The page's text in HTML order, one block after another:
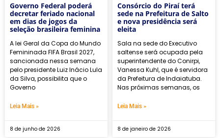
Governo Federal poderá
decretar feriado nacional
em dias de jogos da
seleção brasileira feminina
A lei Geral da Copa do Mundo
Femininada FIFA Brasil 2027,
sancionada nessa semana
pelo presidente Luiz Inácio Lula
da Silva, possibilita que o
Governo
Leia Mais »
8 de junho de 2026
Consórcio do Piraí terá
sede na Prefeitura de Salto
e nova presidência será
eleita
Sala na sede do Executivo
saltense será ocupada pela
superintendente do Conirpi,
Vanessa Kuhl, que é servidora
da Prefeitura de Indaiatuba.
Nas próximas semanas, os
Leia Mais »
8 de janeiro de 2026